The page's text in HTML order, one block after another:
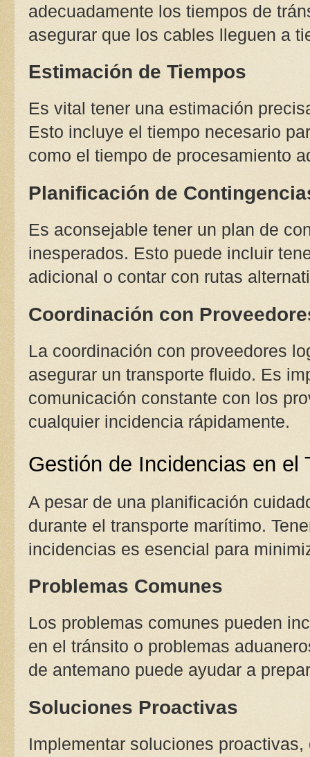
adecuadamente los tiempos de
asegurar que los cables lleguen a
Estimación de Tiempos
Es vital tener una estimación
Esto incluye el tiempo necesario
como el tiempo de procesamiento
Planificación de
Es aconsejable tener un plan de
inesperados. Esto puede incluir
adicional o contar con rutas
Coordinación con
La coordinación con proveedores
asegurar un transporte fluido. Es
comunicación constante con los
cualquier incidencia rápidamente.
Gestión de Incidencias en el
A pesar de una planificación
durante el transporte marítimo.
incidencias es esencial para
Problemas Comunes
Los problemas comunes pueden
en el tránsito o problemas
de antemano puede ayudar a
Soluciones Proactivas
Implementar soluciones